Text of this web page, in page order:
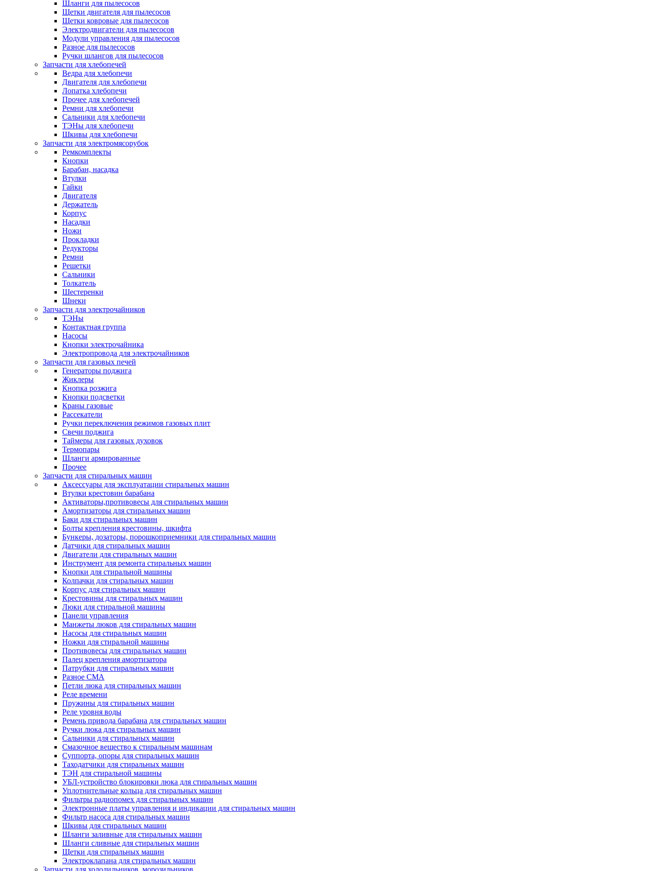
Шланги для пылесосов
Щетки двигателя для пылесосов
Щетки ковровые для пылесосов
Электродвигатели для пылесосов
Модули управления для пылесосов
Разное для пылесосов
Ручки шлангов для пылесосов
Запчасти для хлебопечей
Ведра для хлебопечи
Двигателя для хлебопечи
Лопатка хлебопечи
Прочее для хлебопечей
Ремни для хлебопечи
Сальники для хлебопечи
ТЭНы для хлебопечи
Шкивы для хлебопечи
Запчасти для электромясорубок
Ремкомплекты
Кнопки
Барабан, насадка
Втулки
Гайки
Двигателя
Держатель
Корпус
Насадки
Ножи
Прокладки
Редукторы
Ремни
Решетки
Сальники
Толкатель
Шестеренки
Шнеки
Запчасти для электрочайников
ТЭНы
Контактная группа
Насосы
Кнопки электрочайника
Электропровода для электрочайников
Запчасти для газовых печей
Генераторы поджига
Жиклеры
Кнопка розжига
Кнопки подсветки
Краны газовые
Рассекатели
Ручки переключения режимов газовых плит
Свечи поджига
Таймеры для газовых духовок
Термопары
Шланги армированные
Прочее
Запчасти для стиральных машин
Аксессуары для эксплуатации стиральных машин
Втулки крестовин барабана
Активаторы,противовесы для стиральных машин
Амортизаторы для стиральных машин
Баки для стиральных машин
Болты крепления крестовины, шкифта
Бункеры, дозаторы, порошкоприемники для стиральных машин
Датчики для стиральных машин
Двигатели для стиральных машин
Инструмент для ремонта стиральных машин
Кнопки для стиральной машины
Колпачки для стиральных машин
Корпус для стиральных машин
Крестовины для стиральных машин
Люки для стиральной машины
Панели управления
Манжеты люков для стиральных машин
Насосы для стиральных машин
Ножки для стиральной машины
Противовесы для стиральных машин
Палец крепления амортизатора
Патрубки для стиральных машин
Разное СМА
Петли люка для стиральных машин
Реле времени
Пружины для стиральных машин
Реле уровня воды
Ремень привода барабана для стиральных машин
Ручки люка для стиральных машин
Сальники для стиральных машин
Смазочное вещество к стиральным машинам
Суппорта, опоры для стиральных машин
Таходатчики для стиральных машин
ТЭН для стиральной машины
УБЛ-устройство блокировки люка для стиральных машин
Уплотнительные кольца для стиральных машин
Фильтры радиопомех для стиральных машин
Электронные платы управления и индикации для стиральных машин
Фильтр насоса для стиральных машин
Шкивы для стиральных машин
Шланги заливные для стиральных машин
Шланги сливные для стиральных машин
Щетки для стиральных машин
Электроклапана для стиральных машин
Запчасти для холодильников, морозильников